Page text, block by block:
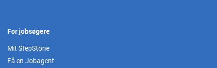
For jobsøgere
Mit StepStone
Få en Jobagent